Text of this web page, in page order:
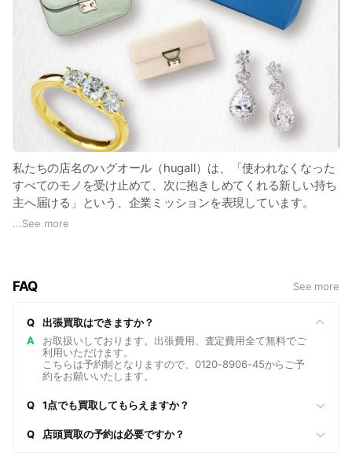
私たちの店名のハグオール（hugall）は、「使われなくなった
すべてのモノを受け止めて、次に抱きしめてくれる新しい持ち
主へ届ける」という、企業ミッションを表現しています。
あることが不可欠。
されないと思うのです。
すべてのお客様に、安心して、信頼してサービスをご利用いた
だくために、フェアマナーの徹底を行っています。
多くの方がはじめて利用するサービスだからこそ、感じる不安
その全てをハグオールが受け止め、一流のサービスで、解決し
ていきたいと思います。
...See more
FAQ See more
Q
出張買取はできますか？
A
お取扱いしております。出張費用、査定費用全て無料でご
利用いただけます。
こちらは予約制となりますので、0120-8906-45からご予
約をお願いいたします。
Q 1点でも買取してもらえますか？
Q 店頭買取の予約は必要ですか？